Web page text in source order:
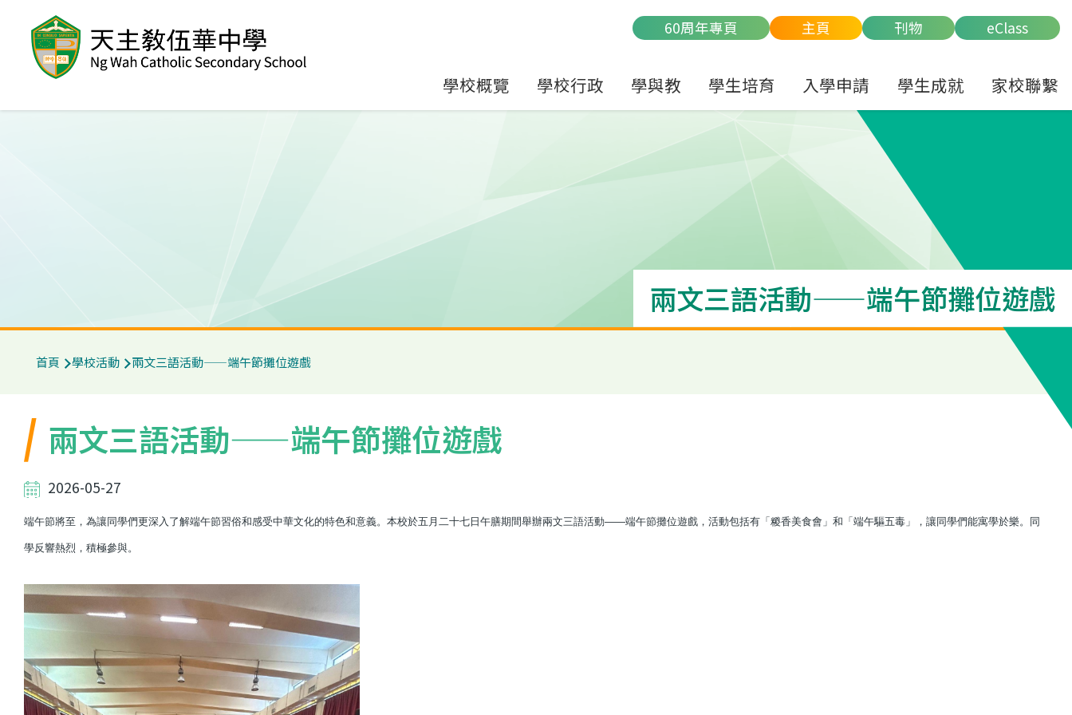
移至主內容
60周年專頁
主頁 刊物 eClass
學校概覽 學校行政 學與教 學生培育 入學申請 學生成就 家校聯繫
兩文三語活動——端午節攤位遊戲
航
結
首頁 學校活動 兩文三語活動——端午節攤位遊戲
兩文三語活動——端午節攤位遊戲
2026-05-27
端午節將至，為讓同學們更深入了解端午節習俗和感受中華文化的特色和意義。本校於五月二十七日午膳期間舉辦兩文三語活動——端午節攤位遊戲，活動包括有「糉香美食會」和「端午驅五毒」，讓同學們能寓學於樂。同
學反響熱烈，積極參與。